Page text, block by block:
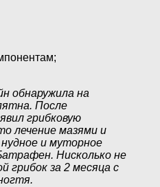
обнаружила на
После
грибковую
лечение мазями и
и муторное
Нисколько не
грибок за 2 месяца с